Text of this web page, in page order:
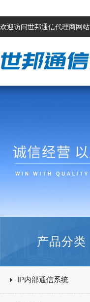
欢迎访问世邦通信代理商网站
产品分类
IP内部通信系统